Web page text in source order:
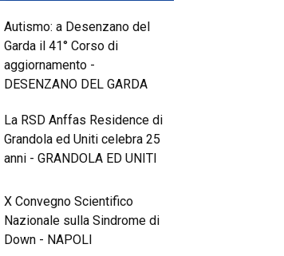
Autismo: a Desenzano del
Garda il 41° Corso di
aggiornamento -
DESENZANO DEL GARDA
La RSD Anffas Residence di
Grandola ed Uniti celebra 25
anni - GRANDOLA ED UNITI
X Convegno Scientifico
Nazionale sulla Sindrome di
Down - NAPOLI